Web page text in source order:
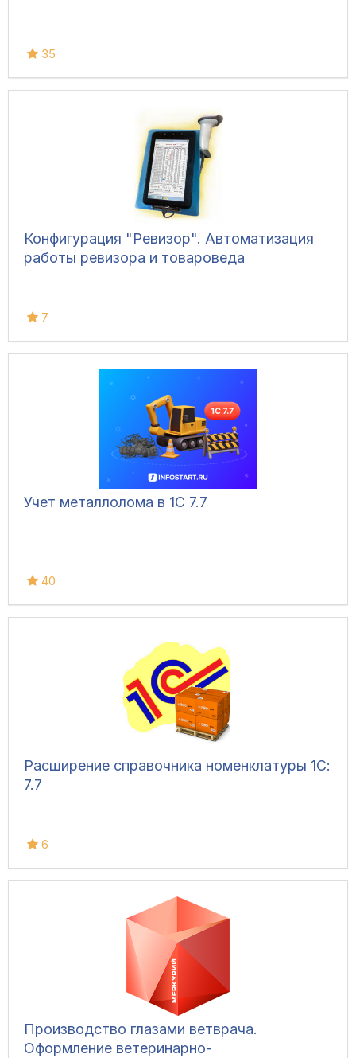
35
Конфигурация "Ревизор". Автоматизация
работы ревизора и товароведа
7
Учет металлолома в 1С 7.7
40
Расширение справочника номенклатуры 1С:
7.7
6
Производство глазами ветврача.
Оформление ветеринарно-